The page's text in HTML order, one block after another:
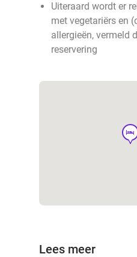
Uiteraard wordt er
met vegetariërs en
allergieën, vermeld
reservering
hotel
Lees meer